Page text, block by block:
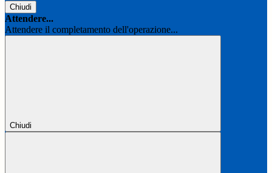
Chiudi
Attendere...
Attendere il completamento dell'operazione...
Chiudi